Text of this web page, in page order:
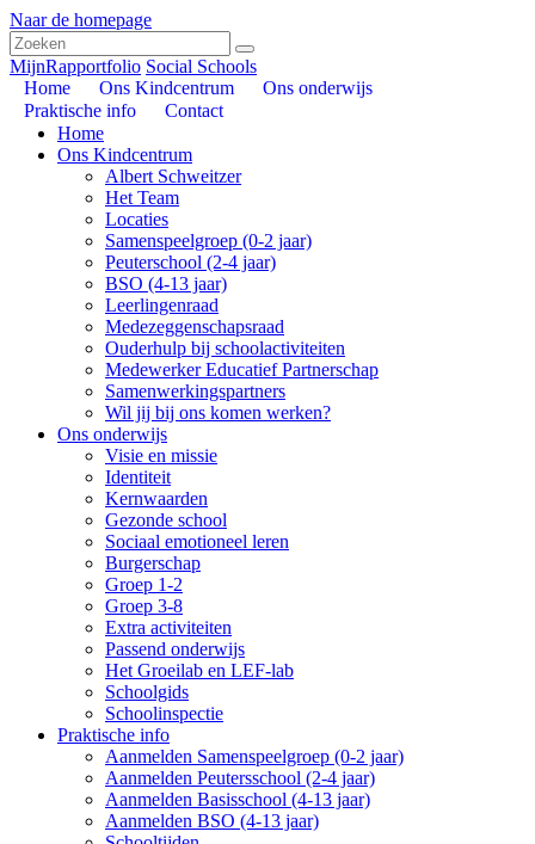
Naar de homepage
MijnRapportfolio Social Schools
Home
Ons Kindcentrum
Ons onderwijs
Praktische info
Contact
Home
Ons Kindcentrum
Albert Schweitzer
Het Team
Locaties
Samenspeelgroep (0-2 jaar)
Peuterschool (2-4 jaar)
BSO (4-13 jaar)
Leerlingenraad
Medezeggenschapsraad
Ouderhulp bij schoolactiviteiten
Medewerker Educatief Partnerschap
Samenwerkingspartners
Wil jij bij ons komen werken?
Ons onderwijs
Visie en missie
Identiteit
Kernwaarden
Gezonde school
Sociaal emotioneel leren
Burgerschap
Groep 1-2
Groep 3-8
Extra activiteiten
Passend onderwijs
Het Groeilab en LEF-lab
Schoolgids
Schoolinspectie
Praktische info
Aanmelden Samenspeelgroep (0-2 jaar)
Aanmelden Peutersschool (2-4 jaar)
Aanmelden Basisschool (4-13 jaar)
Aanmelden BSO (4-13 jaar)